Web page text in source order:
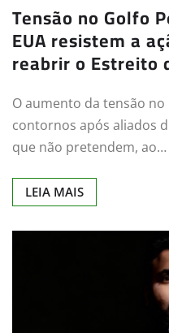
Tensão no Golfo
EUA resistem a
reabrir o Estreito
O aumento da tensão
contornos após aliados
que não pretendem, ao…
LEIA MAIS